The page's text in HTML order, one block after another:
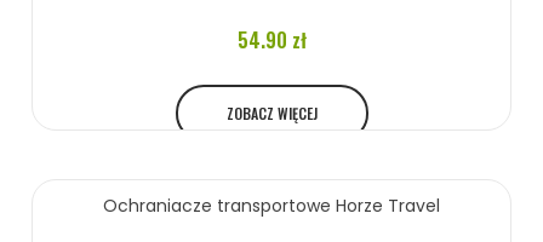
54.90 zł
ZOBACZ WIĘCEJ
Ochraniacze transportowe Horze Travel